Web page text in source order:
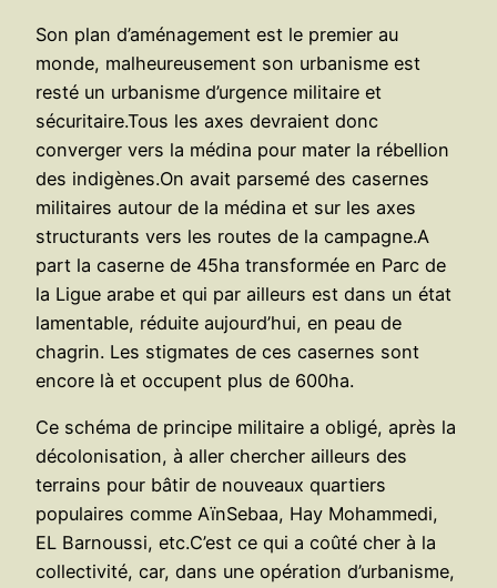
Son plan d’aménagement est le premier au
monde, malheureusement son urbanisme est
resté un urbanisme d’urgence militaire et
sécuritaire.Tous les axes devraient donc
converger vers la médina pour mater la rébellion
des indigènes.On avait parsemé des casernes
militaires autour de la médina et sur les axes
structurants vers les routes de la campagne.A
part la caserne de 45ha transformée en Parc de
la Ligue arabe et qui par ailleurs est dans un état
lamentable, réduite aujourd’hui, en peau de
chagrin. Les stigmates de ces casernes sont
encore là et occupent plus de 600ha.
Ce schéma de principe militaire a obligé, après la
décolonisation, à aller chercher ailleurs des
terrains pour bâtir de nouveaux quartiers
populaires comme AïnSebaa, Hay Mohammedi,
EL Barnoussi, etc.C’est ce qui a coûté cher à la
collectivité, car, dans une opération d’urbanisme,